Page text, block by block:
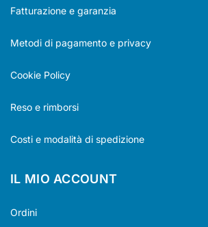
Fatturazione e garanzia
Metodi di pagamento e privacy
Cookie Policy
Reso e rimborsi
Costi e modalità di spedizione
IL MIO ACCOUNT
Ordini